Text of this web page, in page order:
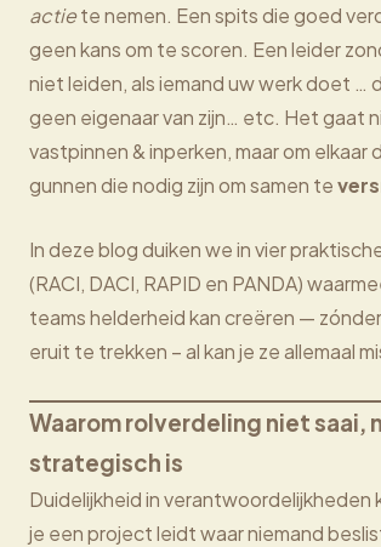
actiete nemen. Een spits die goed
geen kans om te scoren. Een leider
niet leiden, als iemand uw werk doet …
geen eigenaar van zijn… etc. Het gaat
vastpinnen & inperken, maar om elkaar
gunnen die nodig zijn om samen te
In deze blog duiken we in vier
(RACI, DACI, RAPID en PANDA)
teams helderheid kan creëren —
eruit te trekken – al kan je ze allemaal
Waarom rolverdeling niet saai,
strategisch is
Duidelijkheid in verantwoordelijkheden
je een project leidt waar niemand